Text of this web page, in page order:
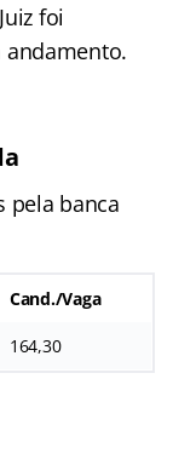
foi
andamento.
pela banca
Cand./Vaga
164,30